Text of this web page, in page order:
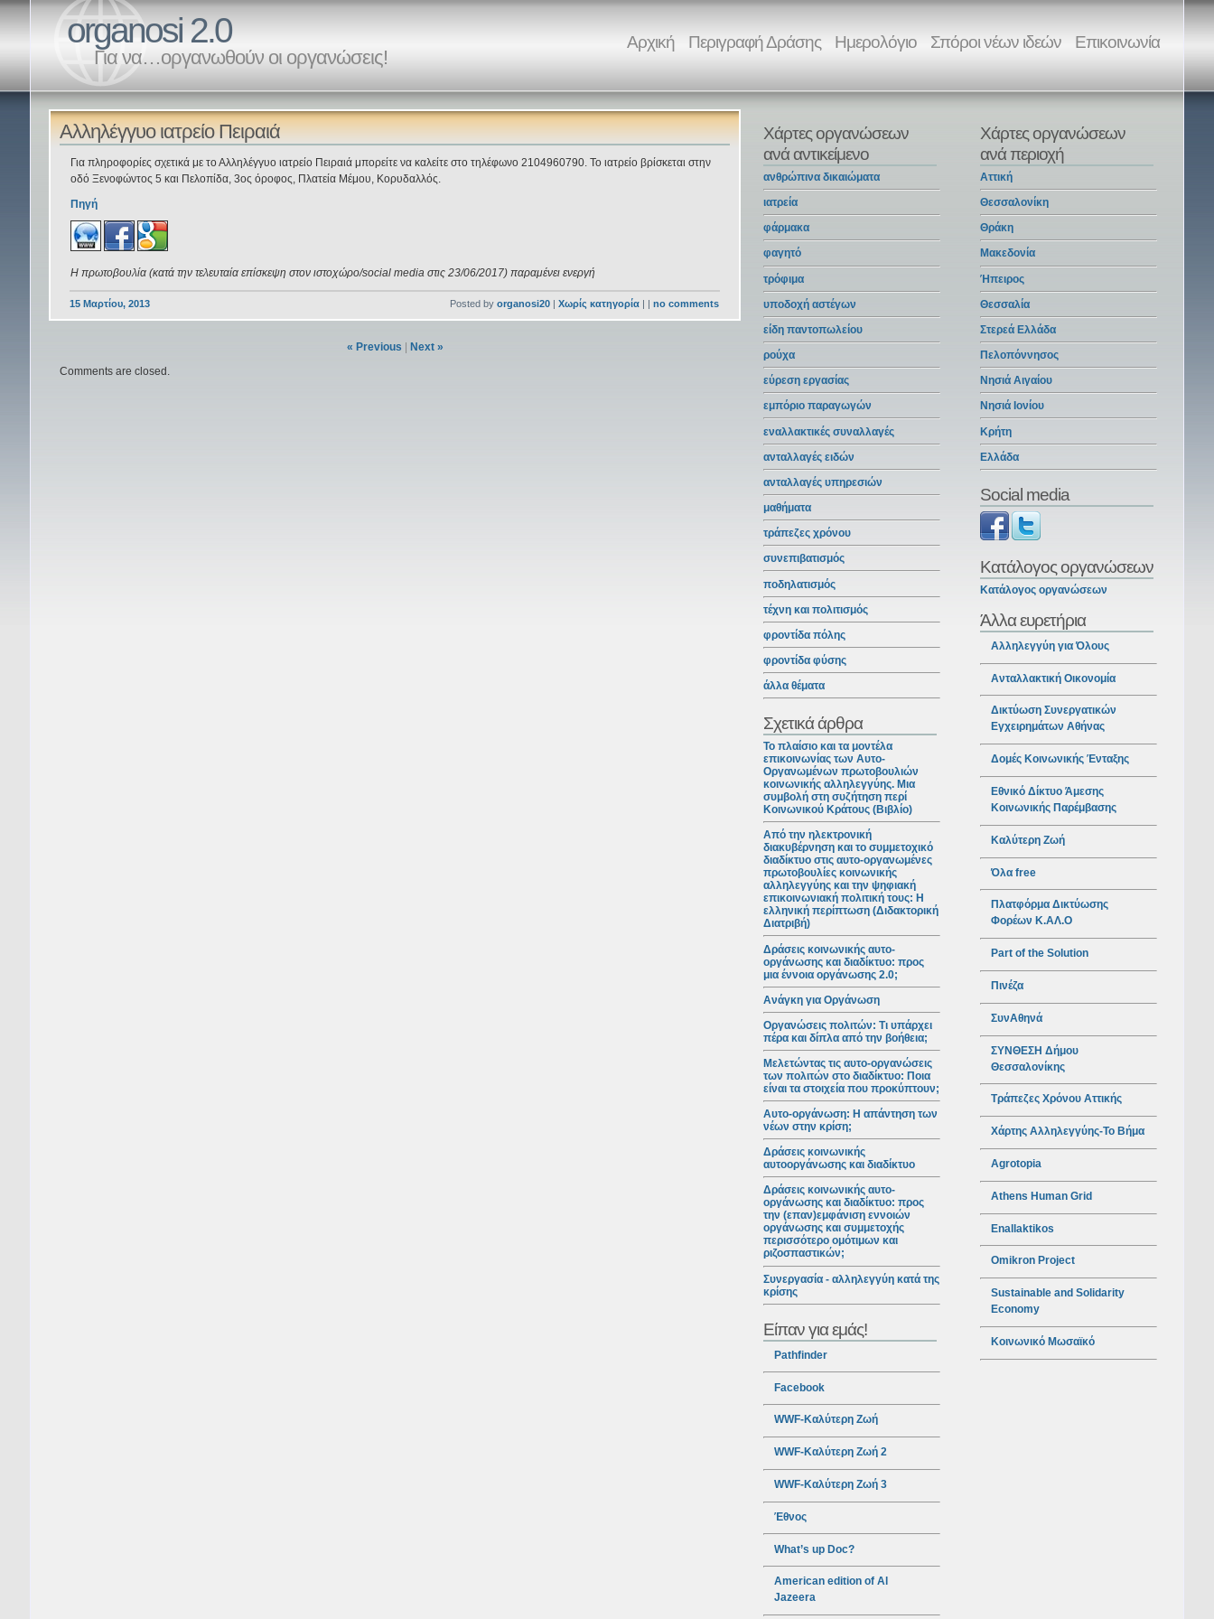
organosi 2.0
Για να…οργανωθούν οι οργανώσεις!
Αρχική Περιγραφή Δράσης Ημερολόγιο Σπόροι νέων ιδεών Επικοινωνία
Αλληλέγγυο ιατρείο Πειραιά
Για πληροφορίες σχετικά με το Αλληλέγγυο ιατρείο Πειραιά μπορείτε να καλείτε στο τηλέφωνο 2104960790. Το ιατρείο βρίσκεται στην
οδό Ξενοφώντος 5 και Πελοπίδα, 3ος όροφος, Πλατεία Μέμου, Κορυδαλλός.
Πηγή
Η πρωτοβουλία (κατά την τελευταία επίσκεψη στον ιστοχώρο/social media στις 23/06/2017) παραμένει ενεργή
15 Μαρτίου, 2013 Posted byorganosi20 |Χωρίς κατηγορία | |no comments
« Previous | Next »
Comments are closed.
Χάρτες οργανώσεων
ανά αντικείμενο
ανθρώπινα δικαιώματα
ιατρεία
φάρμακα
φαγητό
τρόφιμα
υποδοχή αστέγων
είδη παντοπωλείου
ρούχα
εύρεση εργασίας
εμπόριο παραγωγών
εναλλακτικές συναλλαγές
ανταλλαγές ειδών
ανταλλαγές υπηρεσιών
μαθήματα
τράπεζες χρόνου
συνεπιβατισμός
ποδηλατισμός
τέχνη και πολιτισμός
φροντίδα πόλης
φροντίδα φύσης
άλλα θέματα
Σχετικά άρθρα
Το πλαίσιο και τα μοντέλα
επικοινωνίας των Αυτο-
Οργανωμένων πρωτοβουλιών
κοινωνικής αλληλεγγύης. Μια
συμβολή στη συζήτηση περί
Κοινωνικού Κράτους (Βιβλίο)
Από την ηλεκτρονική
διακυβέρνηση και το συμμετοχικό
διαδίκτυο στις αυτο-οργανωμένες
πρωτοβουλίες κοινωνικής
αλληλεγγύης και την ψηφιακή
επικοινωνιακή πολιτική τους: Η
ελληνική περίπτωση (Διδακτορική
Διατριβή)
Δράσεις κοινωνικής αυτο-
οργάνωσης και διαδίκτυο: προς
μια έννοια οργάνωσης 2.0;
Ανάγκη για Οργάνωση
Οργανώσεις πολιτών: Τι υπάρχει
πέρα και δίπλα από την βοήθεια;
Μελετώντας τις αυτο-οργανώσεις
των πολιτών στο διαδίκτυο: Ποια
είναι τα στοιχεία που προκύπτουν;
Αυτο-οργάνωση: Η απάντηση των
νέων στην κρίση;
Δράσεις κοινωνικής
αυτοοργάνωσης και διαδίκτυο
Δράσεις κοινωνικής αυτο-
οργάνωσης και διαδίκτυο: προς
την (επαν)εμφάνιση εννοιών
οργάνωσης και συμμετοχής
περισσότερο ομότιμων και
ριζοσπαστικών;
Συνεργασία - αλληλεγγύη κατά της
κρίσης
Είπαν για εμάς!
Pathfinder
Facebook
WWF-Καλύτερη Ζωή
WWF-Καλύτερη Ζωή 2
WWF-Καλύτερη Ζωή 3
Έθνος
What’s up Doc?
American edition of Al
Jazeera
Χάρτες οργανώσεων
ανά περιοχή
Αττική
Θεσσαλονίκη
Θράκη
Μακεδονία
Ήπειρος
Θεσσαλία
Στερεά Ελλάδα
Πελοπόννησος
Νησιά Αιγαίου
Νησιά Ιονίου
Κρήτη
Ελλάδα
Social media
Κατάλογος οργανώσεων
Κατάλογος οργανώσεων
Άλλα ευρετήρια
Αλληλεγγύη για Όλους
Ανταλλακτική Οικονομία
Δικτύωση Συνεργατικών
Εγχειρημάτων Αθήνας
Δομές Κοινωνικής Ένταξης
Εθνικό Δίκτυο Άμεσης
Κοινωνικής Παρέμβασης
Καλύτερη Ζωή
Όλα free
Πλατφόρμα Δικτύωσης
Φορέων Κ.ΑΛ.Ο
Part of the Solution
Πινέζα
ΣυνΑθηνά
ΣΥΝΘΕΣΗ Δήμου
Θεσσαλονίκης
Τράπεζες Χρόνου Αττικής
Χάρτης Αλληλεγγύης-Το Βήμα
Agrotopia
Athens Human Grid
Enallaktikos
Omikron Project
Sustainable and Solidarity
Economy
Κοινωνικό Μωσαϊκό